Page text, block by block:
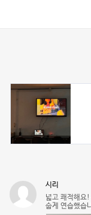
시리
넓고 쾌적해요
숩게 연습했습